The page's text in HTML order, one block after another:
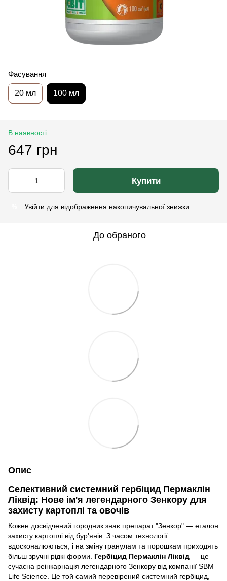
Фасування
20 мл 100 мл
В наявності
647 грн
Купити
Увійти для відображення накопичувальної знижки
До обраного
Опис
Селективний системний гербіцид Пермаклін
Ліквід: Нове ім'я легендарного Зенкору для
захисту картоплі та овочів
Кожен досвідчений городник знає препарат "Зенкор" — еталон
захисту картоплі від бур'янів. З часом технології
вдосконалюються, і на зміну гранулам та порошкам приходять
більш зручні рідкі форми. Гербіцид Пермаклін Ліквід — це
сучасна реінкарнація легендарного Зенкору від компанії SBM
Life Science. Це той самий перевірений системний гербіцид,